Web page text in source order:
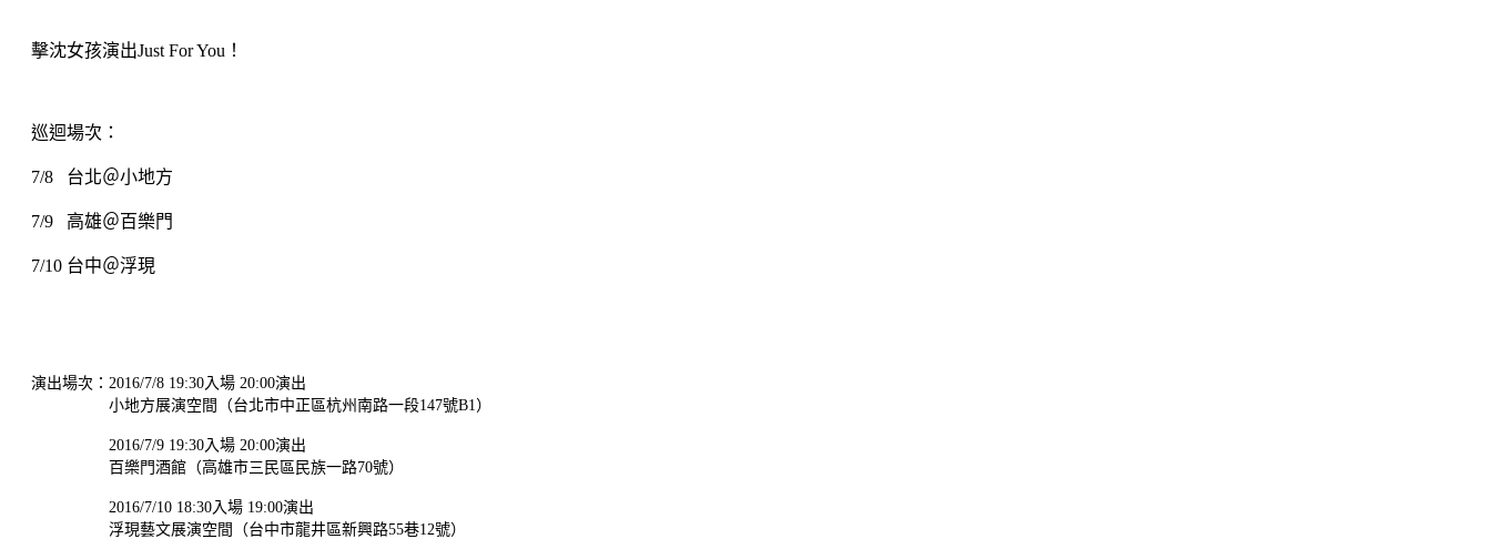
擊沈女孩演出Just For You！
巡迴場次：
7/8 台北＠小地方
7/9 高雄＠百樂門
7/10 台中＠浮現​
演出場次：2016/7/8 19:30入場 20:00演出
小地方展演空間（台北市中正區杭州南路一段147號B1）
2016/7/9 19:30入場 20:00演出
百樂門酒館（高雄市三民區民族一路70號）
2016/7/10 18:30入場 19:00演出
浮現藝文展演空間（台中市龍井區新興路55巷12號）